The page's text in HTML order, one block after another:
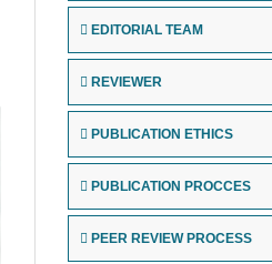
EDITORIAL TEAM
REVIEWER
PUBLICATION ETHICS
PUBLICATION PROCCES
PEER REVIEW PROCESS